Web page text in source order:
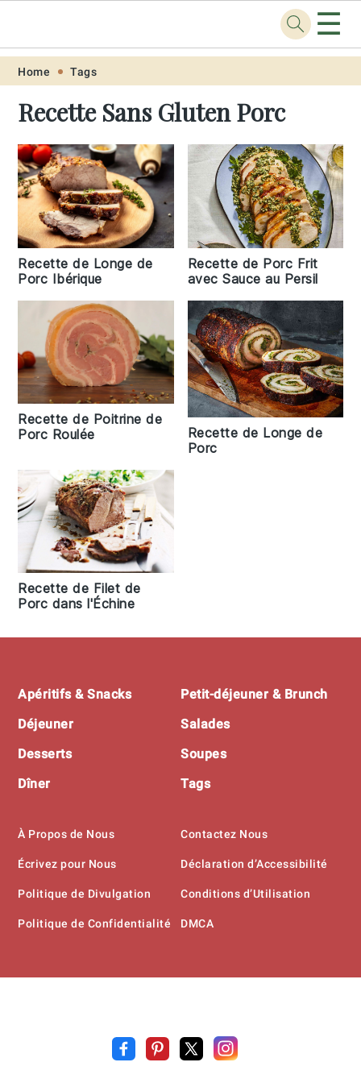
Skip
primary
navigation
Skip
main
content
Skip
primary
sidebar
Skip
footer
Recette.pro ☰
Home Tags
Recette Sans Gluten Porc
Recette de Longe de
Porc Ibérique
Recette de Porc Frit
avec Sauce au Persil
Recette de Poitrine de
Porc Roulée
Recette de Longe de
Porc
Recette de Filet de
Porc dans l'Échine
Footer
Apéritifs & Snacks
Déjeuner
Desserts
Dîner
Petit-déjeuner & Brunch
Salades
Soupes
Tags
À Propos de Nous
Écrivez pour Nous
Politique de Divulgation
Politique de Confidentialité
Contactez Nous
Déclaration d’Accessibilité
Conditions d’Utilisation
DMCA
Recette